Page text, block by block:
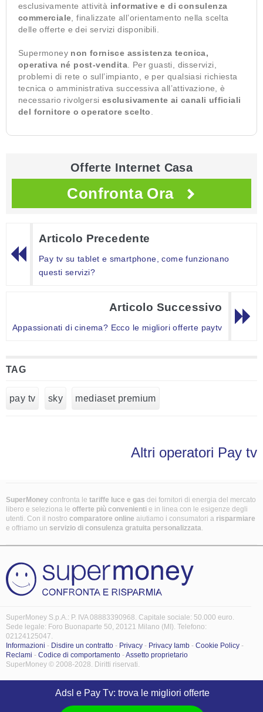
esclusivamente attività informative e di consulenza
commerciale , finalizzate all’orientamento nella scelta
delle offerte e dei servizi disponibili.
Supermoney non fornisce assistenza tecnica,
operativa né post-vendita . Per guasti, disservizi,
problemi di rete o sull’impianto, e per qualsiasi richiesta
tecnica o amministrativa successiva all’attivazione, è
necessario rivolgersi esclusivamente ai canali ufficiali
del fornitore o operatore scelto
Offerte Internet Casa
Confronta Ora
Articolo Precedente
Pay tv su tablet e smartphone, come funzionano
questi servizi?
Articolo Successivo
Appassionati di cinema? Ecco le migliori offerte paytv
TAG
pay tv sky mediaset premium
Altri operatori Pay tv
SuperMoney confronta le tariffe luce e gas dei fornitori di energia del mercato
libero e seleziona le offerte più convenienti e in linea con le esigenze degli
utenti. Con il nostro comparatore online aiutiamo i consumatori a risparmiare
e offriamo un servizio di consulenza gratuita personalizzata.
SuperMoney S.p.A.: P. IVA 08883390968. Capitale sociale: 50.000 euro.
Sede legale: Foro Buonaparte 50, 20121 Milano (MI). Telefono:
02124125047.
Informazioni - Disdire un contratto - Privacy - Privacy Iamb - Cookie Policy -
Reclami - Codice di comportamento -Assetto proprietario
SuperMoney © 2008-2028. Diritti riservati.
Adsl e Pay Tv: trova le migliori offerte